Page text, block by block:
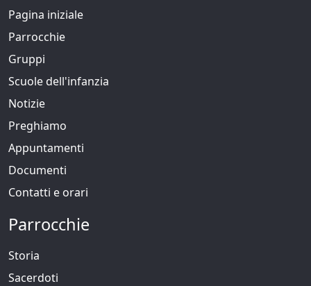
Pagina iniziale
Parrocchie
Gruppi
Scuole dell'infanzia
Notizie
Preghiamo
Appuntamenti
Documenti
Contatti e orari
Parrocchie
Storia
Sacerdoti